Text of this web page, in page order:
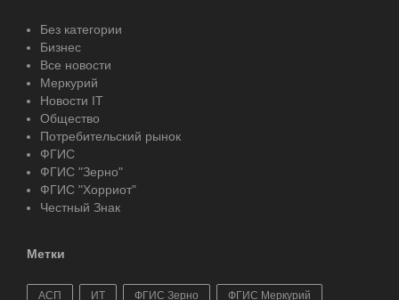
Без категории
Бизнес
Все новости
Меркурий
Новости IT
Общество
Потребительский рынок
ФГИС
ФГИС "Зерно"
ФГИС "Хорриот"
Честный Знак
Метки
АСП ИТ ФГИС Зерно ФГИС Меркурий